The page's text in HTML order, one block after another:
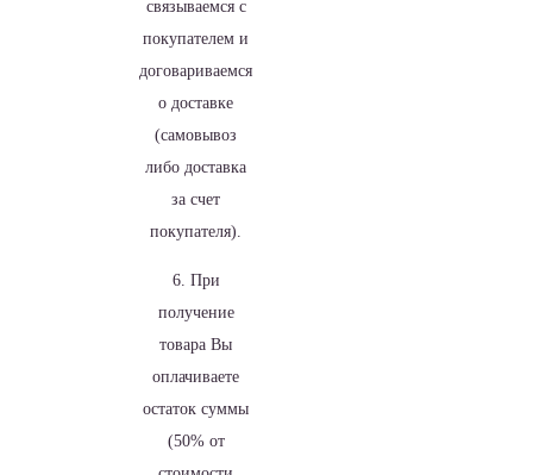
связываемся с
покупателем и
договариваемся
о доставке
(самовывоз
либо доставка
за счет
покупателя).
6. При
получение
товара Вы
оплачиваете
остаток суммы
(50% от